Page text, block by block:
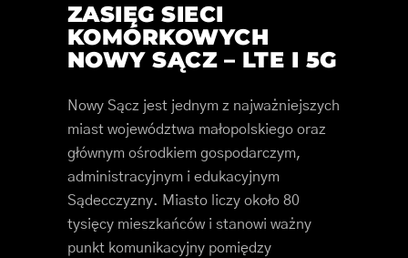
ZASIĘG SIECI
KOMÓRKOWYCH
NOWY SĄCZ – LTE I 5G
Nowy Sącz jest jednym z najważniejszych
miast województwa małopolskiego oraz
głównym ośrodkiem gospodarczym,
administracyjnym i edukacyjnym
Sądecczyzny. Miasto liczy około 80
tysięcy mieszkańców i stanowi ważny
punkt komunikacyjny pomiędzy